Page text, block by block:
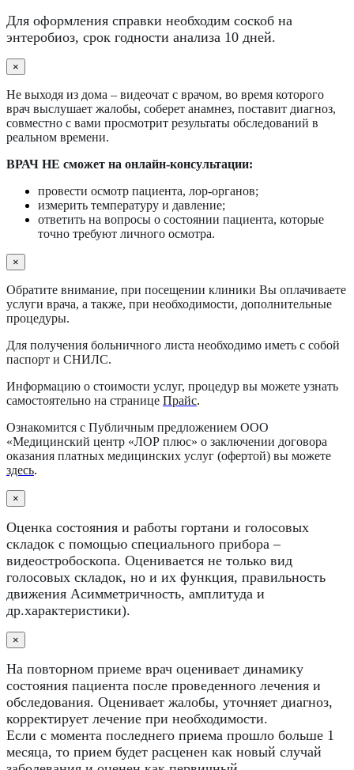
Для оформления справки необходим соскоб на
энтеробиоз, срок годности анализа 10 дней.
×
Не выходя из дома – видеочат с врачом, во время которого
врач выслушает жалобы, соберет анамнез, поставит диагноз,
совместно с вами просмотрит результаты обследований в
реальном времени.
ВРАЧ НЕ сможет на онлайн-консультации:
провести осмотр пациента, лор-органов;
измерить температуру и давление;
ответить на вопросы о состоянии пациента, которые
точно требуют личного осмотра.
×
Обратите внимание, при посещении клиники Вы оплачиваете
услуги врача, а также, при необходимости, дополнительные
процедуры.
Для получения больничного листа необходимо иметь с собой
паспорт и СНИЛС.
Информацию о стоимости услуг, процедур вы можете узнать
самостоятельно на странице Прайс.
Ознакомится с Публичным предложением ООО
«Медицинский центр «ЛОР плюс» о заключении договора
оказания платных медицинских услуг (офертой) вы можете
здесь.
×
Оценка состояния и работы гортани и голосовых
складок с помощью специального прибора –
видеостробоскопа. Оценивается не только вид
голосовых складок, но и их функция, правильность
движения Асимметричность, амплитуда и
др.характеристики).
×
На повторном приеме врач оценивает динамику
состояния пациента после проведенного лечения и
обследования. Оценивает жалобы, уточняет диагноз,
корректирует лечение при необходимости.
Если с момента последнего приема прошло больше 1
месяца, то прием будет расценен как новый случай